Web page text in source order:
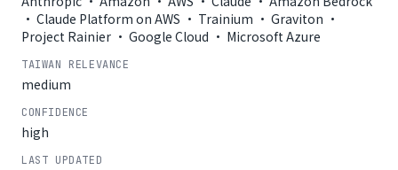
· Claude Platform on AWS · Trainium · Graviton ·
Project Rainier · Google Cloud · Microsoft Azure
TAIWAN RELEVANCE
medium
CONFIDENCE
high
LAST UPDATED